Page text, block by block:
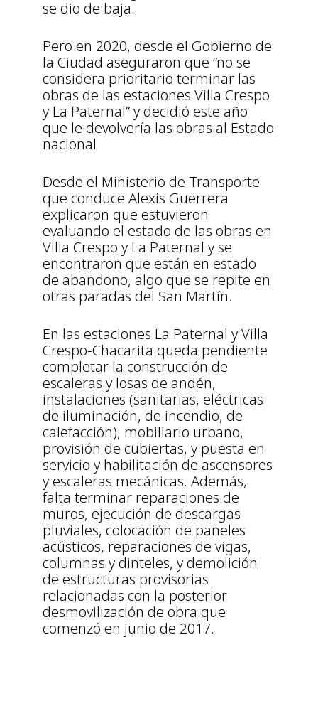
se dio de baja.
Pero en 2020, desde el Gobierno de
la Ciudad aseguraron que “no se
considera prioritario terminar las
obras de las estaciones Villa Crespo
y La Paternal” y decidió este año
que le devolvería las obras al Estado
nacional
Desde el Ministerio de Transporte
que conduce Alexis Guerrera
explicaron que estuvieron
evaluando el estado de las obras en
Villa Crespo y La Paternal y se
encontraron que están en estado
de abandono, algo que se repite en
otras paradas del San Martín.
En las estaciones La Paternal y Villa
Crespo-Chacarita queda pendiente
completar la construcción de
escaleras y losas de andén,
instalaciones (sanitarias, eléctricas
de iluminación, de incendio, de
calefacción), mobiliario urbano,
provisión de cubiertas, y puesta en
servicio y habilitación de ascensores
y escaleras mecánicas. Además,
falta terminar reparaciones de
muros, ejecución de descargas
pluviales, colocación de paneles
acústicos, reparaciones de vigas,
columnas y dinteles, y demolición
de estructuras provisorias
relacionadas con la posterior
desmovilización de obra que
comenzó en junio de 2017.